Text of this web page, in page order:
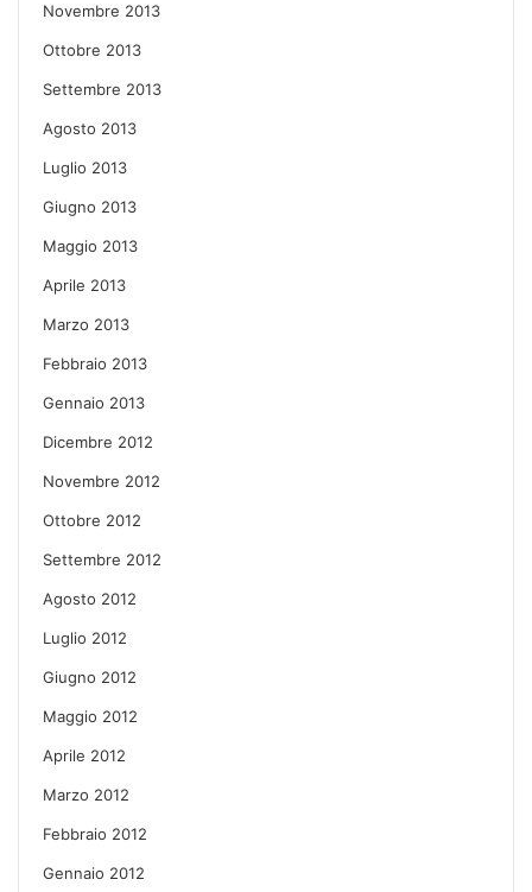
Novembre 2013
Ottobre 2013
Settembre 2013
Agosto 2013
Luglio 2013
Giugno 2013
Maggio 2013
Aprile 2013
Marzo 2013
Febbraio 2013
Gennaio 2013
Dicembre 2012
Novembre 2012
Ottobre 2012
Settembre 2012
Agosto 2012
Luglio 2012
Giugno 2012
Maggio 2012
Aprile 2012
Marzo 2012
Febbraio 2012
Gennaio 2012